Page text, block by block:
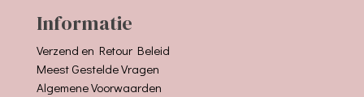
Informatie
Verzend en Retour Beleid
Meest Gestelde Vragen
Algemene Voorwaarden